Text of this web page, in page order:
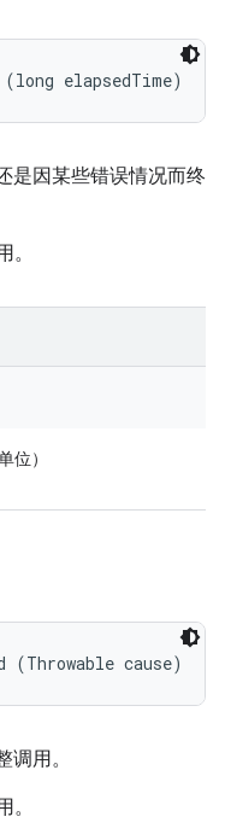
elapsedTime)
是因某些错误情况而终
位）
cause)
用。